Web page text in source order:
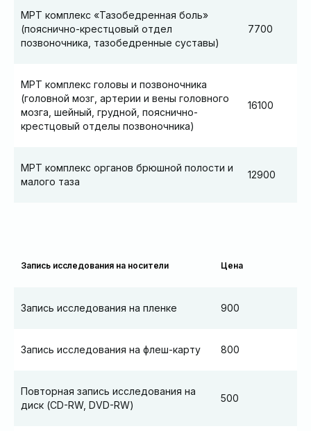
МРТ комплекс «Тазобедренная боль»
(пояснично-крестцовый отдел
позвоночника, тазобедренные суставы)
7700
МРТ комплекс головы и позвоночника
(головной мозг, артерии и вены головного
мозга, шейный, грудной, пояснично-
крестцовый отделы позвоночника)
16100
МРТ комплекс органов брюшной полости и
малого таза
12900
Запись исследования на носители Цена
Запись исследования на пленке 900
Запись исследования на флеш-карту 800
Повторная запись исследования на
диск (CD-RW, DVD-RW)
500